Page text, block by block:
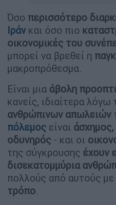
Όσο περισσότερο
Ιράνκαι όσο πιο
οικονομικές του
μπορεί να βρεθεί η
μακροπρόθεσμα.
Είναι μια άβολη
κανείς, ιδιαίτερα λόγω
ανθρώπινων απωλειών
πόλεμος είναι άσχημος,
οδυνηρός - και οι
της σύγκρουσης έχουν
δισεκατομμύρια
πολλούς από αυτούς με
τρόπο.